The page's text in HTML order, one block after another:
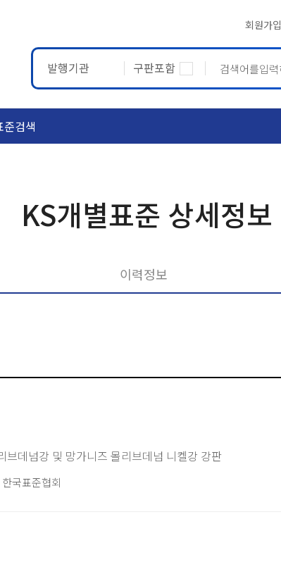
회원가입
발행기관 구판포함
준검색
KS개별표준 상세정보
이력정보
브데넘강 및 망가니즈 몰리브데넘 니켈강 강판
국표준협회